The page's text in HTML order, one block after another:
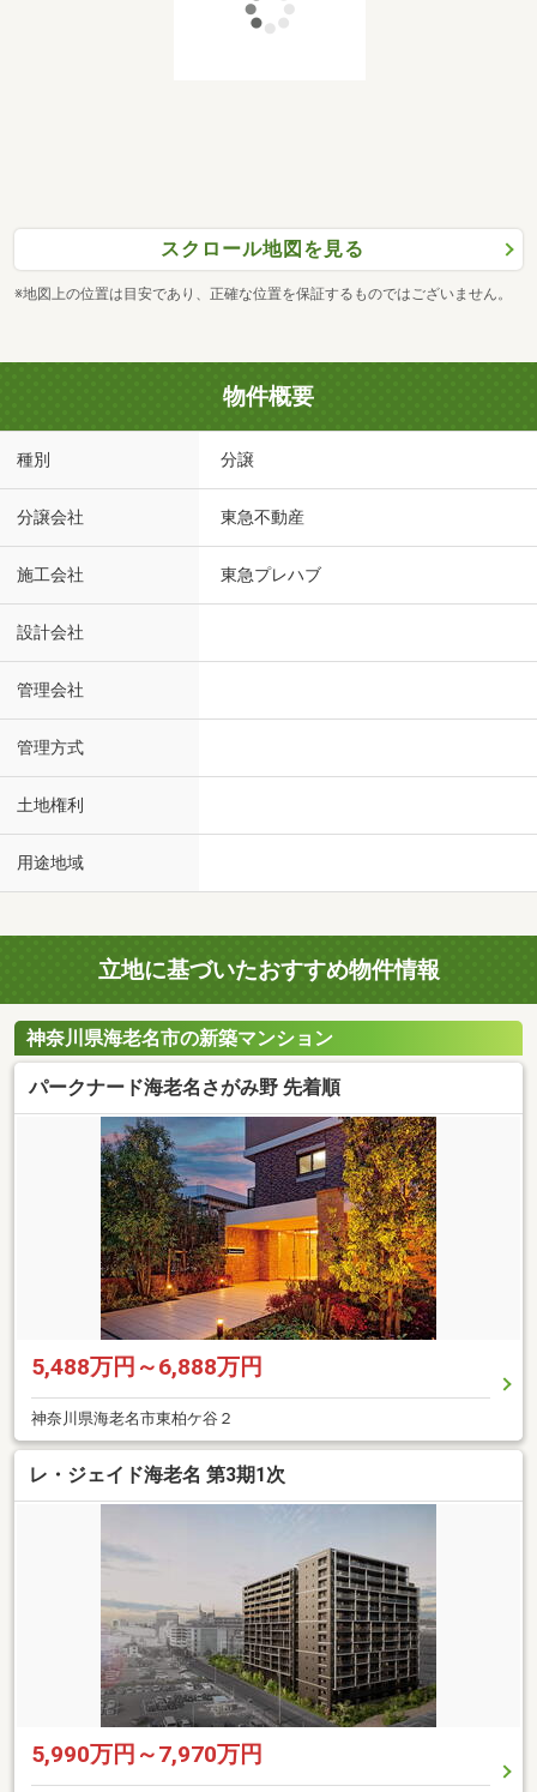
スクロール地図を見る
※地図上の位置は目安であり、正確な位置を保証するものではございません。
物件概要
種別 分譲
分譲会社 東急不動産
施工会社 東急プレハブ
設計会社
管理会社
管理方式
土地権利
用途地域
立地に基づいたおすすめ物件情報
神奈川県海老名市の新築マンション
パークナード海老名さがみ野 先着順
5,488万円～6,888万円
神奈川県海老名市東柏ケ谷２
レ・ジェイド海老名 第3期1次
5,990万円～7,970万円